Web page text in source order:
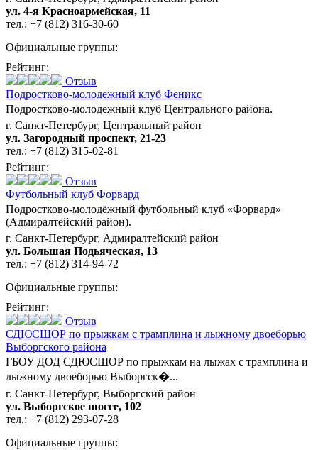
ул. 4-я Красноармейская, 11
тел.: +7 (812) 316-30-60
Официальные группы:
Рейтинг:
Отзыв
Подростково-молодежный клуб Феникс
Подростково-молодежный клуб Центрального района.
г. Санкт-Петербург, Центральный район
ул. Загородный проспект, 21-23
тел.: +7 (812) 315-02-81
Рейтинг:
Отзыв
Футбольный клуб Форвард
Подростково-молодёжный футбольный клуб «Форвард»
(Адмиралтейский район).
г. Санкт-Петербург, Адмиралтейский район
ул. Большая Подьяческая, 13
тел.: +7 (812) 314-94-72
Официальные группы:
Рейтинг:
Отзыв
СДЮСШОР по прыжкам с трамплина и лыжному двоеборью
Выборгского района
ГБОУ ДОД СДЮСШОР по прыжкам на лыжах с трамплина и
лыжному двоеборью Выборгск�...
г. Санкт-Петербург, Выборгский район
ул. Выборгское шоссе, 102
тел.: +7 (812) 293-07-28
Официальные группы: